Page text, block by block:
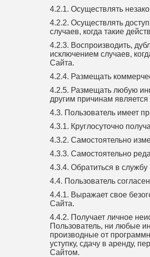
4.2.1. Осуществлять
4.2.2. Осуществлять
случаев, когда такие
4.2.3. Воспроизводить,
исключением случаев,
Сайта.
4.2.4. Размещать
4.2.5. Размещать любую
другим причинам
4.3. Пользователь имеет
4.3.1. Круглосуточно
4.3.2. Самостоятельно
4.3.3. Самостоятельно
4.3.4. Обратиться в
4.4. Пользователь
4.4.1. Выражает свое
Сайта.
4.4.2. Получает личное
Пользователь, ни любые
производные от
уступку, сдачу в аренду,
Сайтом.